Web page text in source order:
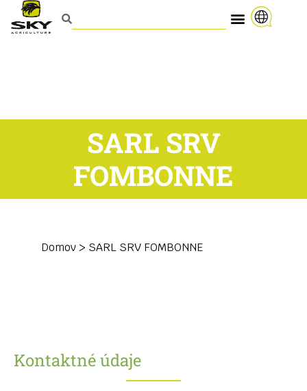
SARL SRV
FOMBONNE
Domov > SARL SRV FOMBONNE
Kontaktné údaje